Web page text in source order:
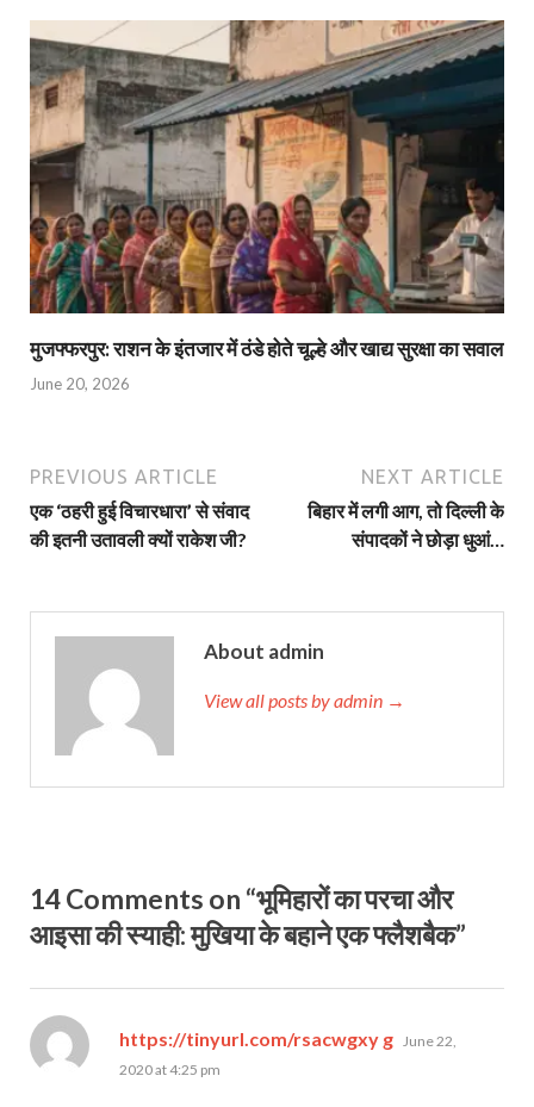
मुजफ्फरपुर: राशन के इंतजार में ठंडे होते चूल्हे और खाद्य सुरक्षा का सवाल
June 20, 2026
PREVIOUS ARTICLE
एक ‘ठहरी हुई विचारधारा’ से संवाद
की इतनी उतावली क्‍यों राकेश जी?
NEXT ARTICLE
बिहार में लगी आग, तो दिल्‍ली के
संपादकों ने छोड़ा धुआं…
About admin
View all posts by admin →
14 Comments on “भूमिहारों का परचा और
आइसा की स्‍याही: मुखिया के बहाने एक फ्लैशबैक”
https://tinyurl.com/rsacwgxy g says:
June 22,
2020 at 4:25 pm